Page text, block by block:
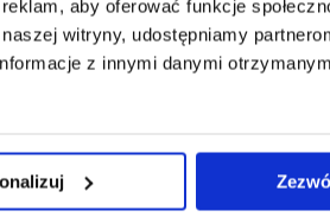
aby oferować funkcje
witryny, udostępniamy
z innymi danymi